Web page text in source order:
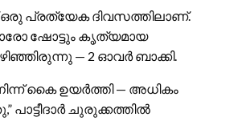
പ്രത്യേക ദിവസത്തിലാണ്.
ഓരോ ഷോട്ടും കൃത്യമായ
— 2 ഓവർ ബാക്കി.
കൈ ഉയർത്തി — അധികം
ചുരുക്കത്തിൽ